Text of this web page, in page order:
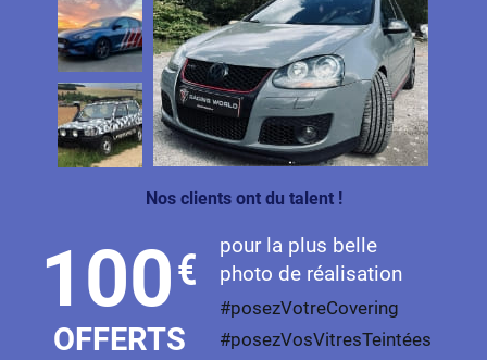
Nos clients ont du talent !
100€
OFFERTS
pour la plus belle
photo de réalisation
#posezVotreCovering
#posezVosVitresTeintées